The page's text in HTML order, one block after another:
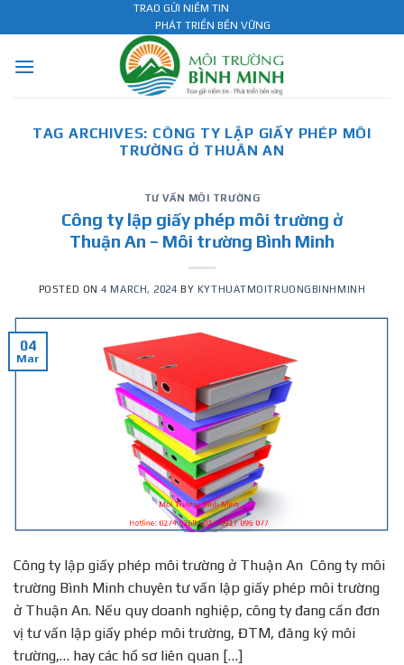
to
TRAO GỬI NIỀM TIN
PHÁT TRIỂN BỀN VỮNG
TAG ARCHIVES: CÔNG TY LẬP GIẤY PHÉP MÔI
TRƯỜNG Ở THUÂN AN
TƯ VẤN MÔI TRƯỜNG
Công ty lập giấy phép môi trường ở
Thuận An – Môi trường Bình Minh
POSTED ON4 MARCH, 2024 BY KYTHUATMOITRUONGBINHMINH
04
Mar
Công ty lập giấy phép môi trường ở Thuận An Công ty môi
trường Bình Minh chuyên tư vấn lập giấy phép môi trường
ở Thuận An. Nếu quy doanh nghiệp, công ty đang cần đơn
vị tư vấn lập giấy phép môi trường, ĐTM, đăng ký môi
trường,… hay các hồ sơ liên quan […]